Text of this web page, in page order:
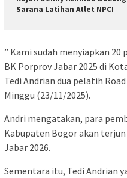
Sarana Latihan Atlet NPCI
” Kami sudah menyiapkan
BK Porprov Jabar 2025 di
Tedi Andrian dua pelatih
Minggu (23/11/2025).
Andri mengatakan, para
Kabupaten Bogor akan
Jabar 2026.
Sementara itu, Tedi Andrian